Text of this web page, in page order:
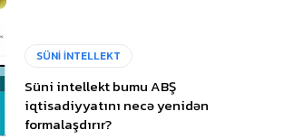
SÜNİ İNTELLEKT
Süni intellekt bumu ABŞ
iqtisadiyyatını necə yenidən
formalaşdırır?